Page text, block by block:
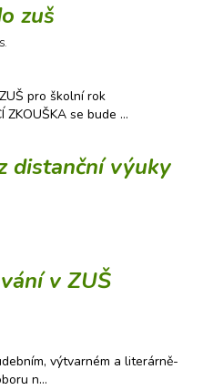
zuš
pro školní rok
ZKOUŠKA se bude …
distanční výuky
v ZUŠ
výtvarném a literárně-
n…